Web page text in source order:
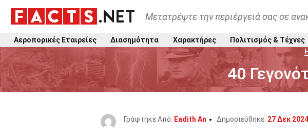
Μετατρέψτε την περιέργειά σας σε
Αεροπορικές Εταιρείες Διασημότητα Χαρακτήρες Πολιτισμός & Τέχνες
40
Γράφτηκε Από: Eadith An Δημοσιεύθηκε: 27 Δεκ 2024